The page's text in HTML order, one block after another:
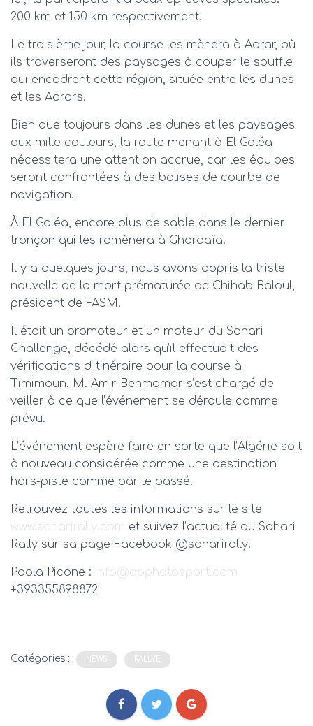
200 km et 150 km respectivement.
Le troisième jour, la course les mènera à Adrar, où
ils traverseront des paysages à couper le souffle
qui encadrent cette région, située entre les dunes
et les Adrars.
Bien que toujours dans les dunes et les paysages
aux mille couleurs, la route menant à El Goléa
nécessitera une attention accrue, car les équipes
seront confrontées à des balises de courbe de
navigation.
À El Goléa, encore plus de sable dans le dernier
tronçon qui les ramènera à Ghardaïa.
Il y a quelques jours, nous avons appris la triste
nouvelle de la mort prématurée de Chihab Baloul,
président de FASM.
Il était un promoteur et un moteur du Sahari
Challenge, décédé alors qu’il effectuait des
vérifications d’itinéraire pour la course à
Timimoun. M. Amir Benmamar s’est chargé de
veiller à ce que l’événement se déroule comme
prévu.
L’événement espère faire en sorte que l’Algérie soit
à nouveau considérée comme une destination
hors-piste comme par le passé.
Retrouvez toutes les informations sur le site
www.saharirally.com et suivez l’actualité du Sahari
Rally sur sa page Facebook @saharirally.
Paola Picone : info@apphotosport.com
+393355898872
Catégories : NEWS RALLYE